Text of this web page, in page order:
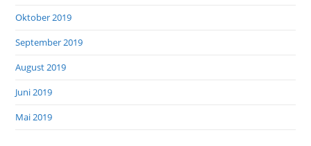
Oktober 2019
September 2019
August 2019
Juni 2019
Mai 2019